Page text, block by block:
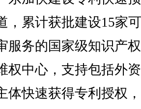
，累计获批建设15家
服务的国家级知识产
权中心，支持包括外
体快速获得专利授权